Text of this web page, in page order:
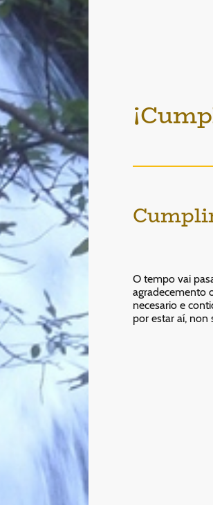
O tempo vai
agradecemento
necesario e
por estar aí,